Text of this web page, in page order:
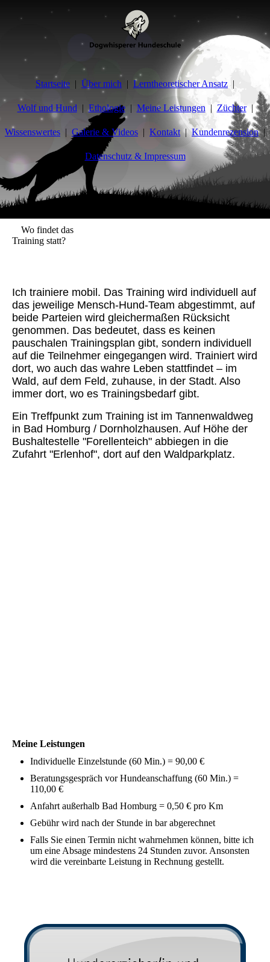
Startseite Über mich Lerntheoretischer Ansatz
Wolf und Hund Ethologie Meine Leistungen Züchter
Wissenswertes Galerie & Videos Kontakt Kundenrezension
Datenschutz & Impressum
Hundeerziehung und Verhaltensberatung
Wo findet das
Training statt?
Ich trainiere mobil. Das Training wird individuell auf
das jeweilige Mensch-Hund-Team abgestimmt, auf
beide Parteien wird gleichermaßen Rücksicht
genommen. Das bedeutet, dass es keinen
pauschalen Trainingsplan gibt, sondern individuell
auf die Teilnehmer eingegangen wird. Trainiert wird
dort, wo auch das wahre Leben stattfindet – im
Wald, auf dem Feld, zuhause, in der Stadt. Also
immer dort, wo es Trainingsbedarf gibt.
Ein Treffpunkt zum Training ist im Tannenwaldweg
in Bad Homburg / Dornholzhausen. Auf Höhe der
Bushaltestelle "Forellenteich" abbiegen in die
Zufahrt "Erlenhof", dort auf den Waldparkplatz.
Meine Leistungen
Individuelle Einzelstunde (60 Min.) = 90,00 €
Beratungsgespräch vor Hundeanschaffung (60 Min.) =
110,00 €
Anfahrt außerhalb Bad Homburg = 0,50 € pro Km
Gebühr wird nach der Stunde in bar abgerechnet
Falls Sie einen Termin nicht wahrnehmen können, bitte ich
um eine Absage mindestens 24 Stunden zuvor. Ansonsten
wird die vereinbarte Leistung in Rechnung gestellt.